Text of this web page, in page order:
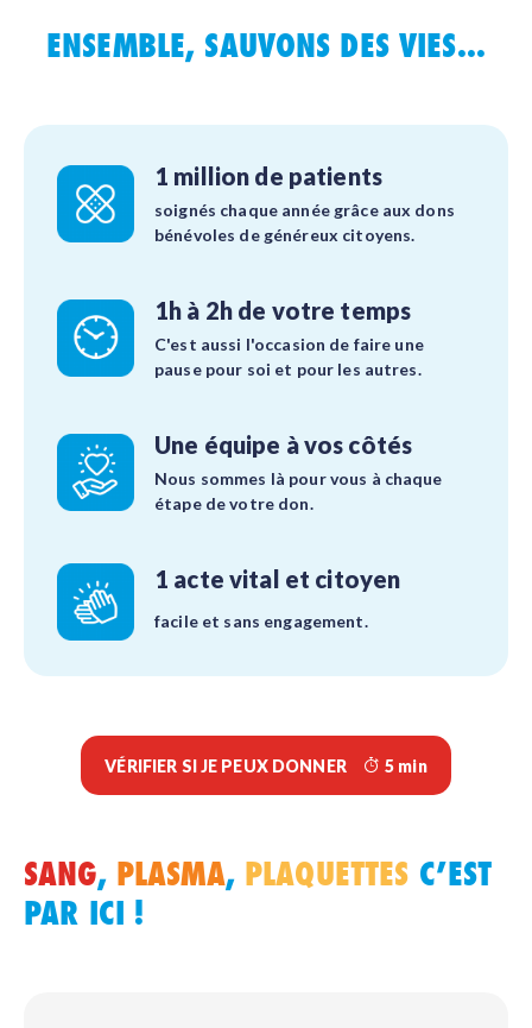
ENSEMBLE, SAUVONS DES VIES...
1 million de patients
soignés chaque année grâce aux dons
bénévoles de généreux citoyens.
1h à 2h de votre temps
C'est aussi l'occasion de faire une
pause pour soi et pour les autres.
Une équipe à vos côtés
Nous sommes là pour vous à chaque
étape de votre don.
1 acte vital et citoyen
facile et sans engagement.
VÉRIFIER SI JE PEUX DONNER 5 min
SANG, PLASMA, PLAQUETTES C’EST
PAR ICI !